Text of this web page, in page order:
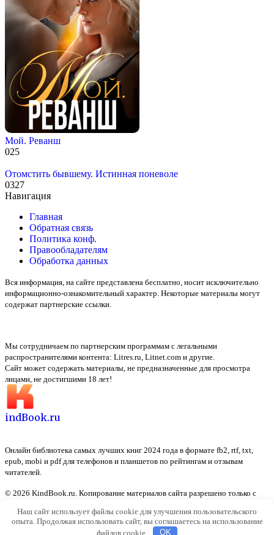
Мой. Реванш
025
Отомстить бывшему. Истинная поневоле
0327
Навигация
Главная
Обратная связь
Политика конф.
Правообладателям
Обработка данных
Вся информация, на сайте представлена бесплатно, носит исключительно
информационно-ознакомительный характер. Некоторые материалы могут
содержат партнерские ссылки.
Мы сотрудничаем по партнерским программам с легальными
распространителями контента: Litres.ru, Litnet.com и другие.
Сайт может содержать материалы, не предназначенные для просмотра
лицами, не достигшими 18 лет!
indBook.ru
Онлайн библиотека самых лучших книг 2024 года в формате fb2, rtf, txt,
epub, mobi и pdf для телефонов и планшетов по рейтингам и отзывам
читателей.
© 2026 KindBook.ru. Копирование материалов сайта разрешено только с
Наш сайт использует файлы cookie для улучшения пользовательского
опыта. Продолжая использовать сайт, вы соглашаетесь на использование
файлов cookie.
OK